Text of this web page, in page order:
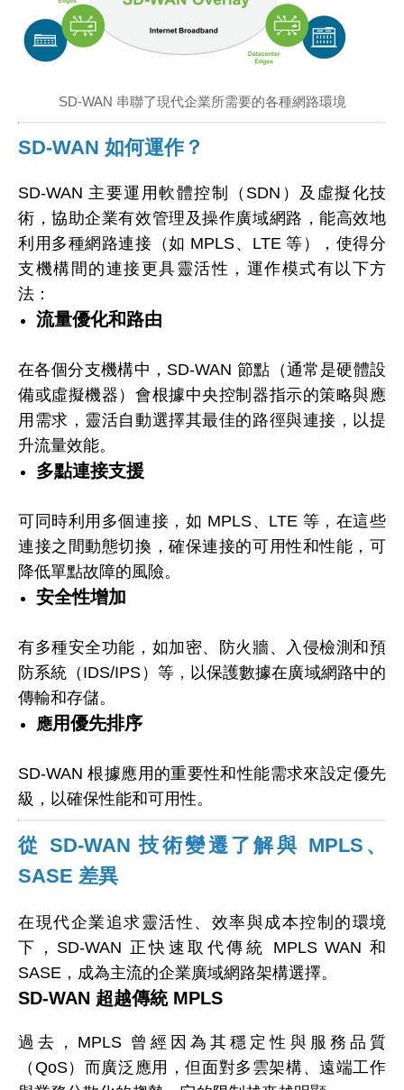
SD-WAN 串聯了現代企業所需要的各種網路環境
SD-WAN 如何運作？
SD-WAN 主要運用軟體控制（SDN）及虛擬化技
術，協助企業有效管理及操作廣域網路，能高效地
利用多種網路連接（如 MPLS、LTE 等），使得分
支機構間的連接更具靈活性，運作模式有以下方
法：
流量優化和路由
在各個分支機構中，SD-WAN 節點（通常是硬體設
備或虛擬機器）會根據中央控制器指示的策略與應
用需求，靈活自動選擇其最佳的路徑與連接，以提
升流量效能。
多點連接支援
可同時利用多個連接，如 MPLS、LTE 等，在這些
連接之間動態切換，確保連接的可用性和性能，可
降低單點故障的風險。
安全性增加
有多種安全功能，如加密、防火牆、入侵檢測和預
防系統（IDS/IPS）等，以保護數據在廣域網路中的
傳輸和存儲。
應用優先排序
SD-WAN 根據應用的重要性和性能需求來設定優先
級，以確保性能和可用性。
從 SD-WAN 技術變遷了解與 MPLS、
SASE 差異
在現代企業追求靈活性、效率與成本控制的環境
下，SD-WAN 正快速取代傳統 MPLS WAN 和
SASE，成為主流的企業廣域網路架構選擇。
SD-WAN 超越傳統 MPLS
過去，MPLS 曾經因為其穩定性與服務品質
（QoS）而廣泛應用，但面對多雲架構、遠端工作